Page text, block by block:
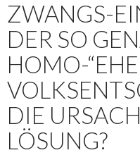
ZWANGS-
DER SO
HOMO-
DIE
LÖSUNG?